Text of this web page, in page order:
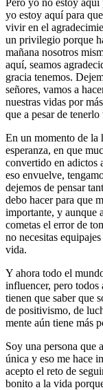
yo estoy aquí para
vivir en el
un privilegio porque
mañana nosotros
aquí, seamos
gracia tenemos.
señores, vamos a
nuestras vidas por
que a pesar de
En un momento de la
esperanza, en que
convertido en adictos
eso envuelve,
dejemos de pensar
debo hacer para que
importante, y aunque
cometas el error de
no necesitas
vida.
Y ahora todo el
influencer, pero todos
tienen que saber que
de positivismo, de
mente aún tiene más
Soy una persona que
única y eso me hace
acepto el reto de
bonito a la vida